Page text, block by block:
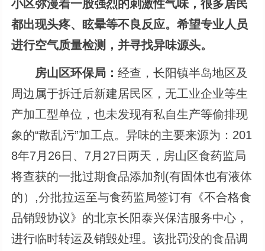
小区弥漫着一股强烈的刺激性气味，很多居民
都出现头疼、眩晕等不良反应。希望专业人员
进行空气质量检测，并寻找异味源头。
房山区环保局：经查，长阳镇半岛地区及
周边属于拆迁后新建居民区，无工业企业等生
产加工型单位，也未发现有私自生产等偷排现
象的“散乱污”加工点。异味的主要来源为：201
8年7月26日、7月27日两天，房山区食药监局
将查获的一批过期食品添加剂(有固体也有液体
的）,分批拉运至与食药监局签订有《不合格食
品销毁协议》的北京长阳泰兴保洁服务中心，
进行临时转运及销毁处理。该批罚没的食品调